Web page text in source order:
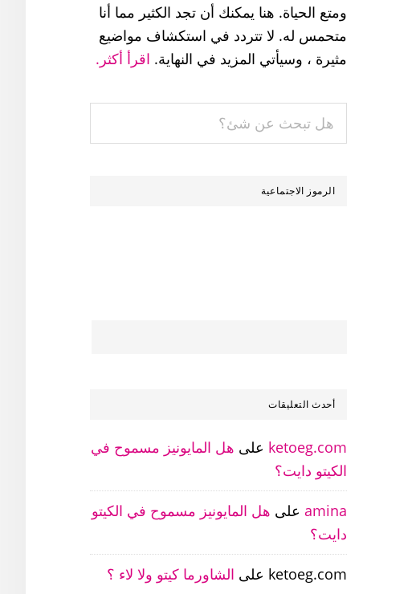
ومتع الحياة. هنا يمكنك أن تجد الكثير مما أنا
متحمس له. لا تتردد في استكشاف مواضيع
مثيرة ، وسيأتي المزيد في النهاية. اقرأ أكثر.
تبحث
شئ؟
الرموز الاجتماعية
أحدث التعليقات
ketoeg.com على هل المايونيز مسموح في
الكيتو دايت؟
amina على هل المايونيز مسموح في الكيتو
دايت؟
ketoeg.com على الشاورما كيتو ولا لاء ؟